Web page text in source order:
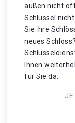
außen nicht
Schlüssel
Sie Ihre
neues
Ihnen
für Sie da.